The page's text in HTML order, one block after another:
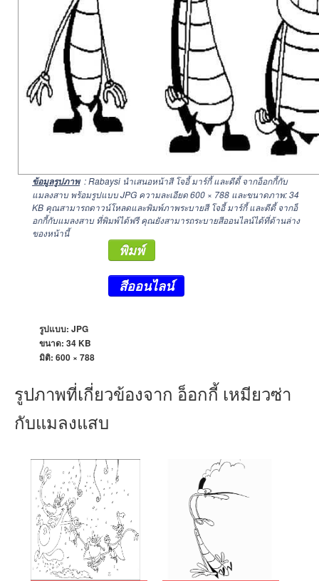
ข้อมูลรูปภาพ : Rabaysi นำเสนอหน้าสี โจอี้ มาร์กี้ และดีดี้ จากอ็อกกี้กับ
แมลงสาบ พร้อมรูปแบบ JPG ความละเอียด600 × 788 และขนาดภาพ: 34
KB คุณสามารถดาวน์โหลดและพิมพ์ภาพระบายสี โจอี้ มาร์กี้ และดีดี้ จากอ็
อกกี้กับแมลงสาบ ที่พิมพ์ได้ฟรี คุณยังสามารถระบายสีออนไลน์ได้ที่ด้านล่าง
ของหน้านี้
พิมพ์
สีออนไลน์
รูปแบบ: JPG
ขนาด: 34 KB
มิติ: 600 × 788
รูปภาพที่เกี่ยวข้องจาก อ็อกกี้ เหมียวซ่า
กับแมลงแสบ